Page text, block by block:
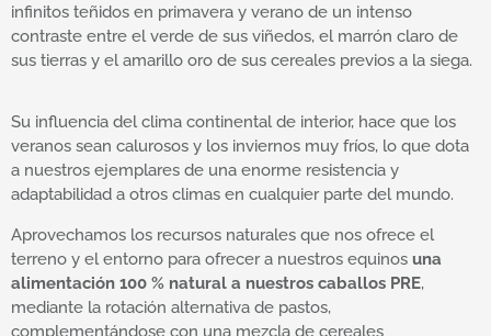
infinitos teñidos en primavera y verano de un intenso
contraste entre el verde de sus viñedos, el marrón claro de
sus tierras y el amarillo oro de sus cereales previos a la siega.
Su influencia del clima continental de interior, hace que los
veranos sean calurosos y los inviernos muy fríos, lo que dota
a nuestros ejemplares de una enorme resistencia y
adaptabilidad a otros climas en cualquier parte del mundo.
Aprovechamos los recursos naturales que nos ofrece el
terreno y el entorno para ofrecer a nuestros equinos una
alimentación 100 % natural a nuestros caballos PRE,
mediante la rotación alternativa de pastos,
complementándose con una mezcla de cereales